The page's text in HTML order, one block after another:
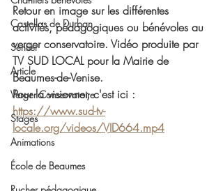
Castellas de Durban
Sentier
Article
Verger Conservatoire
Stages
Animations
École de Beaumes
Retour en image sur les différentes
activités, pédagogiques ou bénévoles au
verger conservatoire. Vidéo produite par
TV SUD LOCAL pour la Mairie de
Beaumes-de-Venise.
Pour la visionner, c'est ici :
https://www.sud-tv-
locale.org/videos/VID664.mp4